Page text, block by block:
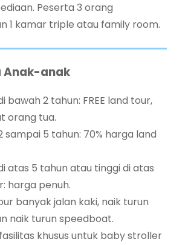
Peserta 3 orang
1 kamar triple atau family room.
Anak-anak
bawah 2 tahun: FREE land tour,
orang tua.
sampai 5 tahun: 70% harga land
atas 5 tahun atau tinggi di atas
harga penuh.
banyak jalan kaki, naik turun
naik turun speedboat.
khusus untuk baby stroller